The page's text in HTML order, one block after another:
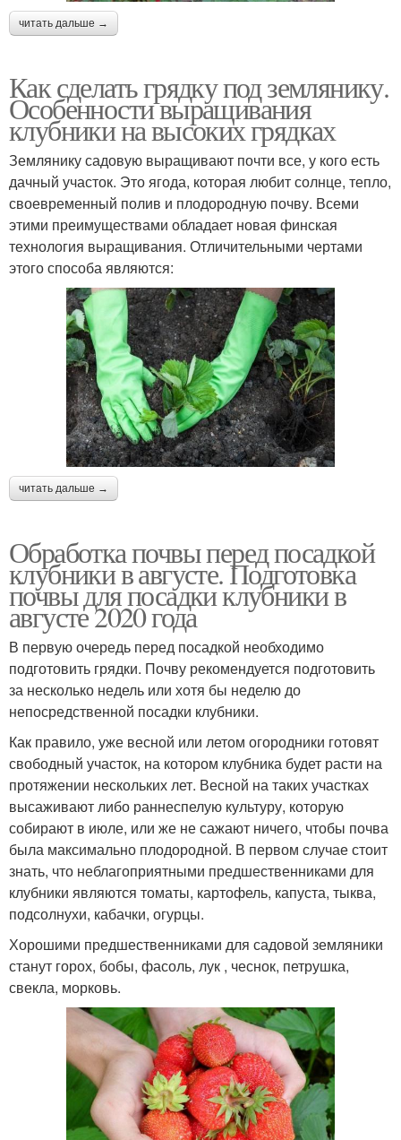
читать дальше →
Как сделать грядку под землянику.
Особенности выращивания
клубники на высоких грядках
Землянику садовую выращивают почти все, у кого есть
дачный участок. Это ягода, которая любит солнце, тепло,
своевременный полив и плодородную почву. Всеми
этими преимуществами обладает новая финская
технология выращивания. Отличительными чертами
этого способа являются:
читать дальше →
Обработка почвы перед посадкой
клубники в августе. Подготовка
почвы для посадки клубники в
августе 2020 года
В первую очередь перед посадкой необходимо
подготовить грядки. Почву рекомендуется подготовить
за несколько недель или хотя бы неделю до
непосредственной посадки клубники.
Как правило, уже весной или летом огородники готовят
свободный участок, на котором клубника будет расти на
протяжении нескольких лет. Весной на таких участках
высаживают либо раннеспелую культуру, которую
собирают в июле, или же не сажают ничего, чтобы почва
была максимально плодородной. В первом случае стоит
знать, что неблагоприятными предшественниками для
клубники являются томаты, картофель, капуста, тыква,
подсолнухи, кабачки, огурцы.
Хорошими предшественниками для садовой земляники
станут горох, бобы, фасоль, лук , чеснок, петрушка,
свекла, морковь.